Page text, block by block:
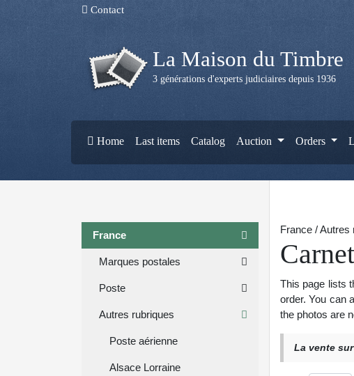
Contact
La Maison du Timbre
3 générations d'experts judiciaires depuis 1936
Home Last items Catalog Auction Orders
France
Marques postales
Poste
Autres rubriques
Poste aérienne
Alsace Lorraine
France /
This page lists
order. You can
the photos are
La vente